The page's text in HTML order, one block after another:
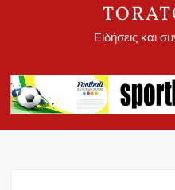
Ειδήσεις και